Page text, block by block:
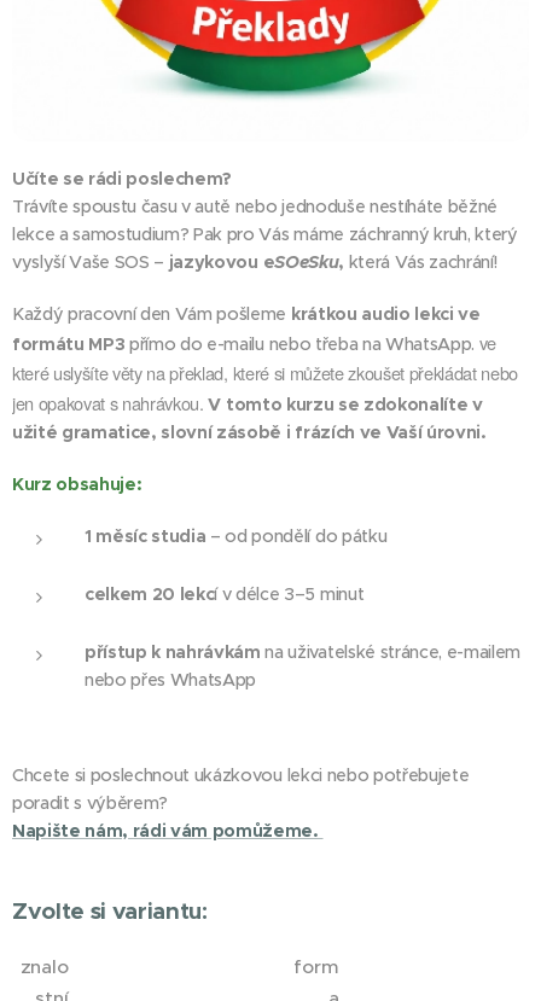
Učíte se rádi poslechem?
Trávíte spoustu času v autě nebo jednoduše nestíháte běžné
lekce a samostudium? Pak pro Vás máme záchranný kruh, který
vyslyší Vaše SOS – jazykovou eSOeSku, která Vás zachrání!
Každý pracovní den Vám pošleme krátkou audio lekci ve
formátu MP3 přímo do e-mailu nebo třeba na WhatsApp. ve
které uslyšíte věty na překlad, které si můžete zkoušet překládat nebo
jen opakovat s nahrávkou.V tomto kurzu se zdokonalíte v
užité gramatice, slovní zásobě i frázích ve Vaší úrovni.
Kurz obsahuje:
1 měsíc studia – od pondělí do pátku
celkem 20 lekcí v délce 3–5 minut
přístup k nahrávkám na uživatelské stránce, e-mailem
nebo přes WhatsApp
Chcete si poslechnout ukázkovou lekci nebo potřebujete
poradit s výběrem?
Napište nám, rádi vám pomůžeme.
Zvolte si variantu:
znalo
form